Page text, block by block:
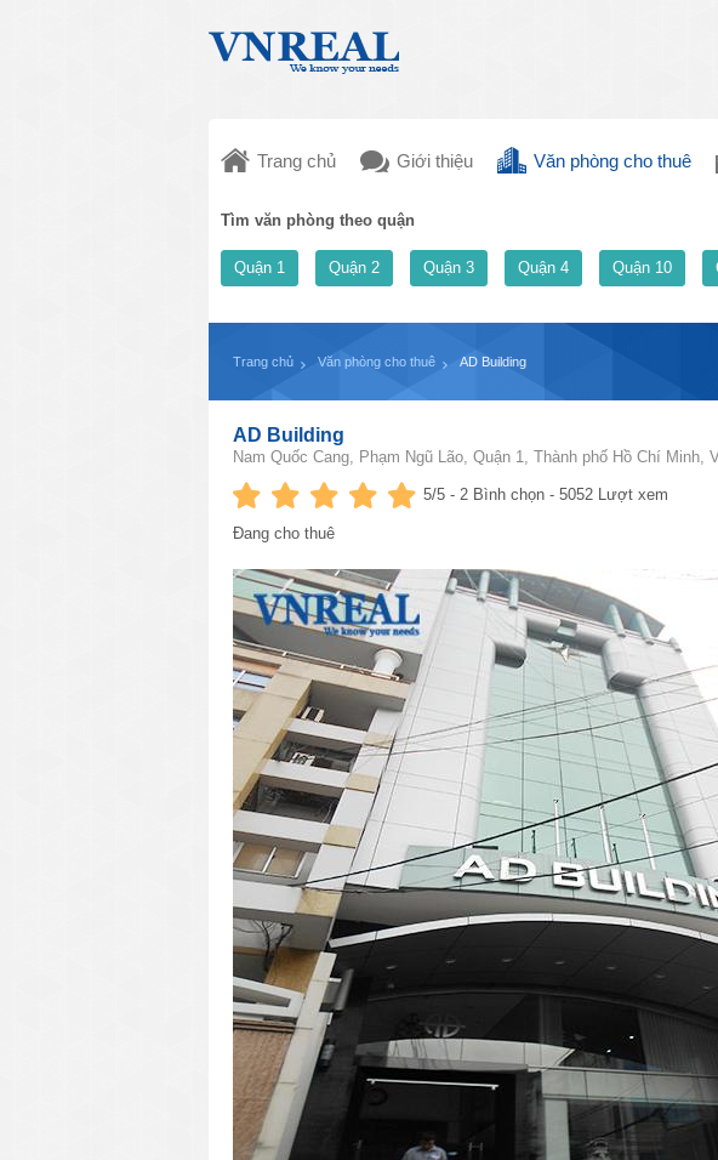
Trang chủ Giới thiệu Văn phòng cho thuê
Tìm văn phòng theo quận
Quận 1 Quận 2 Quận 3 Quận 4 Quận 10
Trang chủ Văn phòng cho thuê AD Building
AD Building
Nam Quốc Cang, Phạm Ngũ Lão, Quận 1, Thành phố Hồ Chí Minh,
5/5 - 2 Bình chọn - 5052 Lượt xem
Đang cho thuê